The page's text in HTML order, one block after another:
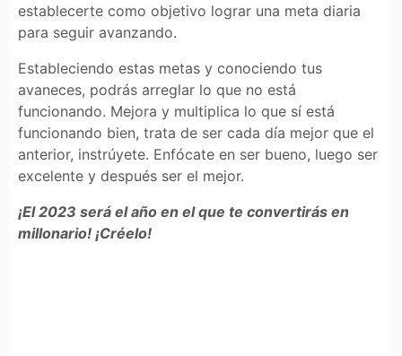
establecerte como objetivo lograr una meta diaria
para seguir avanzando.
Estableciendo estas metas y conociendo tus
avaneces, podrás arreglar lo que no está
funcionando. Mejora y multiplica lo que sí está
funcionando bien, trata de ser cada día mejor que el
anterior, instrúyete. Enfócate en ser bueno, luego ser
excelente y después ser el mejor.
¡El 2023 será el año en el que te convertirás en
millonario! ¡Créelo!